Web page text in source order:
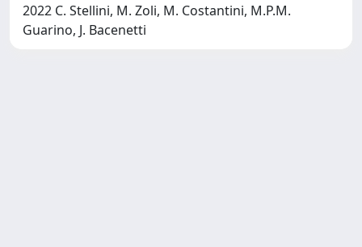
2022 C. Stellini, M. Zoli, M. Costantini, M.P.M.
Guarino, J. Bacenetti